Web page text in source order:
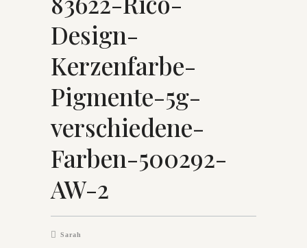
Design-
Kerzenfarbe-
Pigmente-5g-
verschiedene-
Farben-500292-
AW-2
Sarah